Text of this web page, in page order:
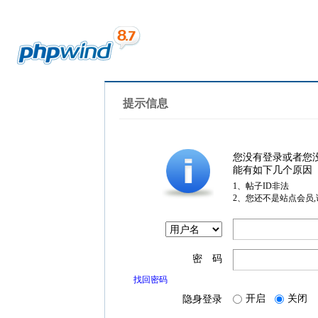
提示信息
您没有登录或者您
能有如下几个原因
1、帖子ID非法
2、您还不是站点会员
密 码
找回密码
隐身登录 开启 关闭